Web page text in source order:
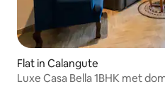
Flat in Calangute
Luxe Casa Bella 1BHK met